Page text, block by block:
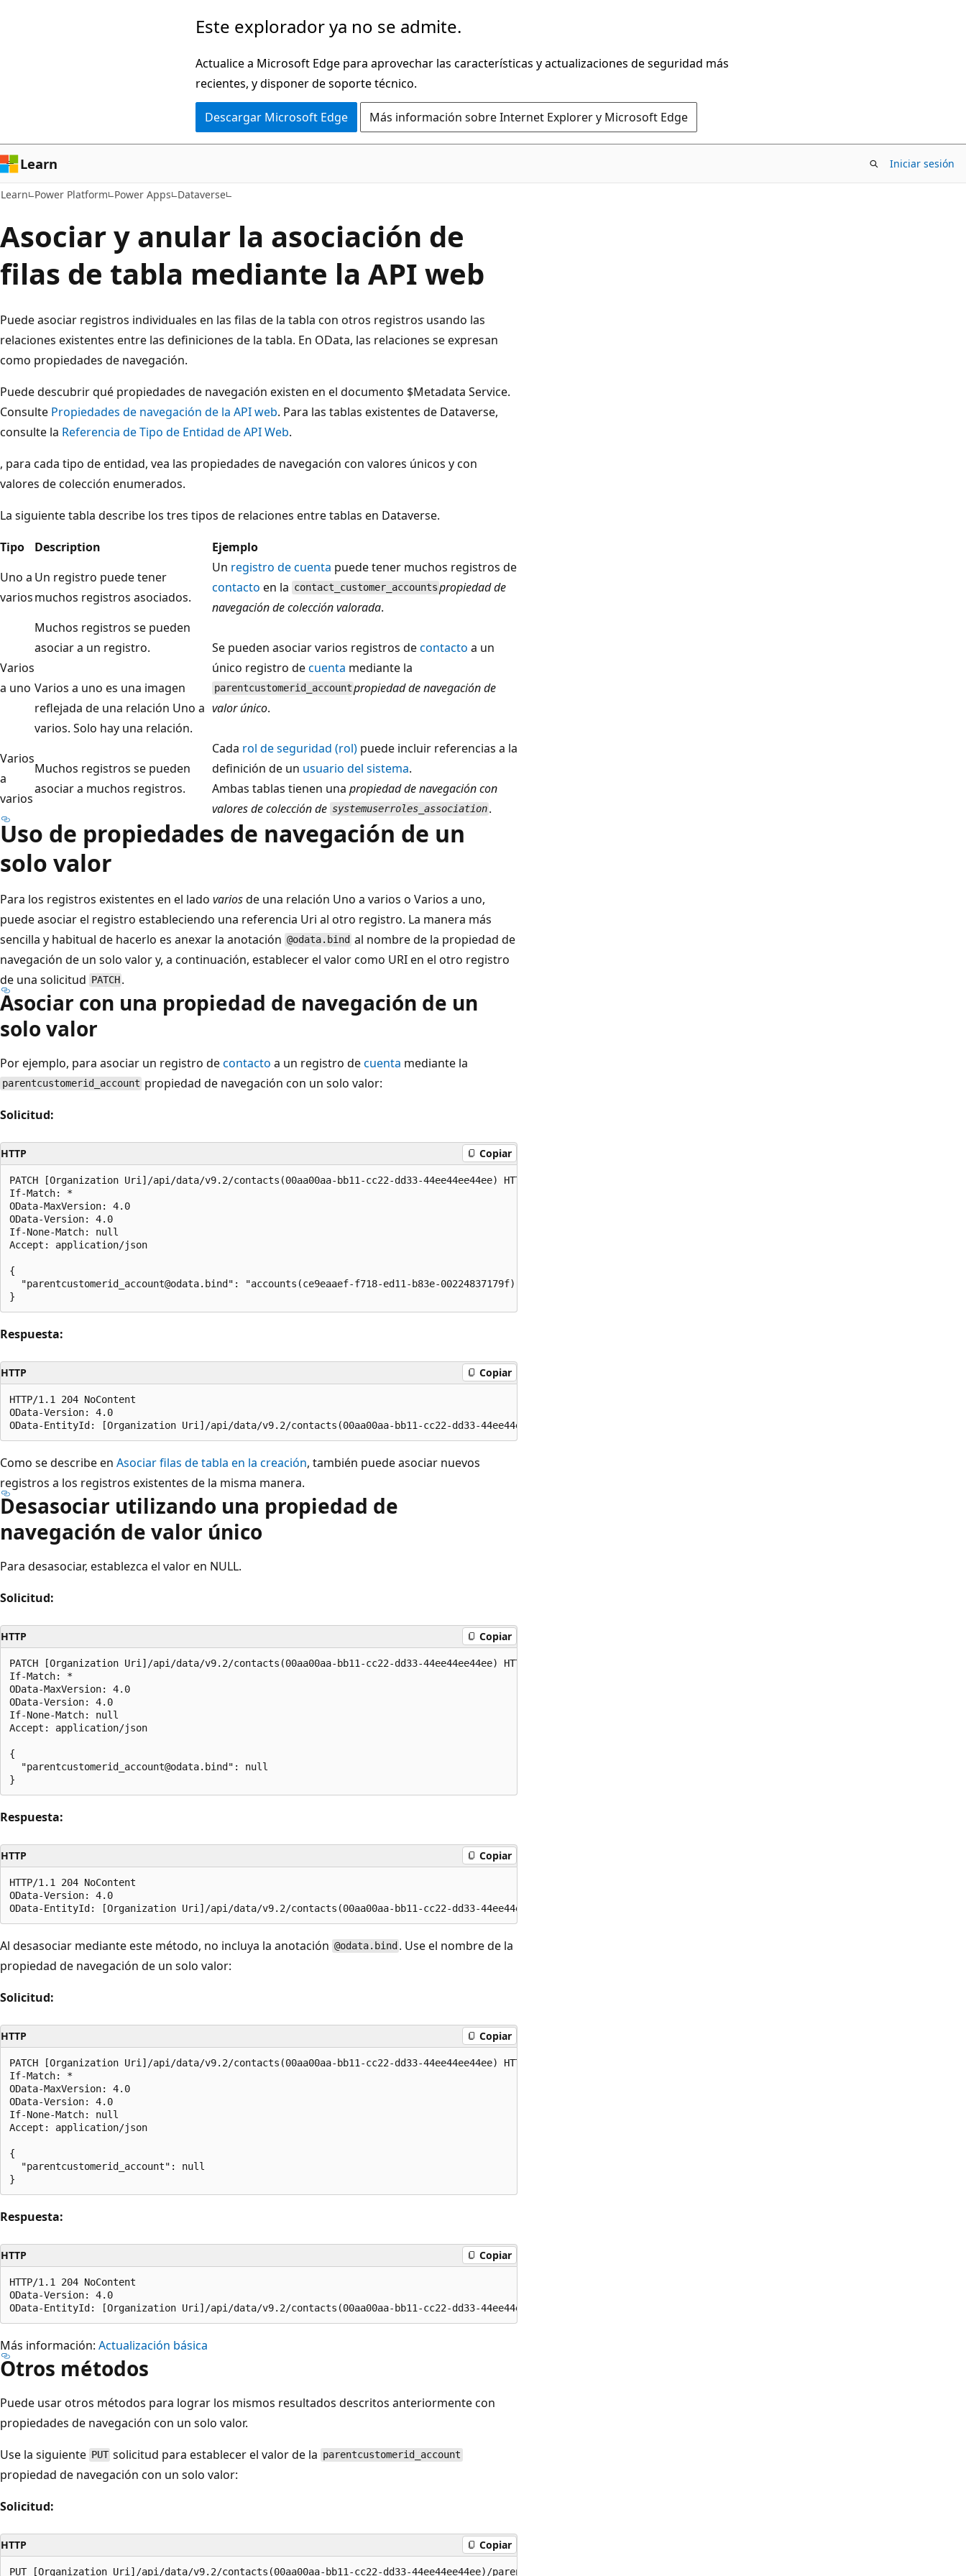
Este explorador ya no se admite.
Actualice a Microsoft Edge para aprovechar las características y actualizaciones de seguridad más
recientes, y disponer de soporte técnico.
Descargar Microsoft Edge Más información sobre Internet Explorer y Microsoft Edge
Learn Iniciar sesión
Learn Power Platform Power Apps Dataverse
Asociar y anular la asociación de
filas de tabla mediante la API web
Puede asociar registros individuales en las filas de la tabla con otros registros usando las
relaciones existentes entre las definiciones de la tabla. En OData, las relaciones se expresan
como propiedades de navegación.
Puede descubrir qué propiedades de navegación existen en el documento $Metadata Service.
Consulte Propiedades de navegación de la API web. Para las tablas existentes de Dataverse,
consulte la Referencia de Tipo de Entidad de API Web.
, para cada tipo de entidad, vea las propiedades de navegación con valores únicos y con
valores de colección enumerados.
La siguiente tabla describe los tres tipos de relaciones entre tablas en Dataverse.
Tipo
Description
Ejemplo
Uno a
varios
Un registro puede tener
muchos registros asociados.
Un registro de cuenta puede tener muchos registros de
contacto en la contact_customer_accounts propiedad de
navegación de colección valorada.
Varios
a uno
Muchos registros se pueden
asociar a un registro.
Varios a uno es una imagen
reflejada de una relación Uno a
varios. Solo hay una relación.
Se pueden asociar varios registros decontacto a un
único registro decuenta mediante la
parentcustomerid_account propiedad de navegación de
valor único.
Varios
a
varios
Muchos registros se pueden
asociar a muchos registros.
Cada rol de seguridad (rol) puede incluir referencias a la
definición de un usuario del sistema.
Ambas tablas tienen una propiedad de navegación con
valores de colección de systemuserroles_association .
Uso de propiedades de navegación de un
solo valor
Para los registros existentes en el lado variosde una relación Uno a varios o Varios a uno,
puede asociar el registro estableciendo una referencia Uri al otro registro. La manera más
sencilla y habitual de hacerlo es anexar la anotación @odata.bind al nombre de la propiedad de
navegación de un solo valor y, a continuación, establecer el valor como URI en el otro registro
de una solicitud PATCH .
Asociar con una propiedad de navegación de un
solo valor
Por ejemplo, para asociar un registro decontacto a un registro decuenta mediante la
parentcustomerid_account propiedad de navegación con un solo valor:
Solicitud:
HTTP Copiar
PATCH [Organization Uri]/api/data/v9.2/contacts(00aa00aa-bb11-cc22-dd33-44ee44ee44ee) HTTP/1.1
If-Match: *
OData-MaxVersion: 4.0
OData-Version: 4.0
If-None-Match: null
Accept: application/json
{
  "parentcustomerid_account@odata.bind": "accounts(ce9eaaef-f718-ed11-b83e-00224837179f)"
Respuesta:
HTTP Copiar
HTTP/1.1 204 NoContent
OData-Version: 4.0
Como se describe en Asociar filas de tabla en la creación, también puede asociar nuevos
registros a los registros existentes de la misma manera.
Desasociar utilizando una propiedad de
navegación de valor único
Para desasociar, establezca el valor en NULL.
Solicitud:
HTTP Copiar
PATCH [Organization Uri]/api/data/v9.2/contacts(00aa00aa-bb11-cc22-dd33-44ee44ee44ee) HTTP/1.1
If-Match: *
OData-MaxVersion: 4.0
OData-Version: 4.0
If-None-Match: null
Accept: application/json
{
  "parentcustomerid_account@odata.bind": null
Respuesta:
HTTP Copiar
HTTP/1.1 204 NoContent
OData-Version: 4.0
Al desasociar mediante este método, no incluya la anotación @odata.bind . Use el nombre de la
propiedad de navegación de un solo valor:
Solicitud:
HTTP Copiar
PATCH [Organization Uri]/api/data/v9.2/contacts(00aa00aa-bb11-cc22-dd33-44ee44ee44ee) HTTP/1.1
If-Match: *
OData-MaxVersion: 4.0
OData-Version: 4.0
If-None-Match: null
Accept: application/json
{
  "parentcustomerid_account": null
Respuesta:
HTTP Copiar
HTTP/1.1 204 NoContent
OData-Version: 4.0
Más información: Actualización básica
Otros métodos
Puede usar otros métodos para lograr los mismos resultados descritos anteriormente con
propiedades de navegación con un solo valor.
Use la siguiente PUT solicitud para establecer el valor de la parentcustomerid_account
propiedad de navegación con un solo valor:
Solicitud:
HTTP Copiar
PUT [Organization Uri]/api/data/v9.2/contacts(00aa00aa-bb11-cc22-dd33-44ee44ee44ee)/parentcustomerid_account/$ref HTTP/1.1